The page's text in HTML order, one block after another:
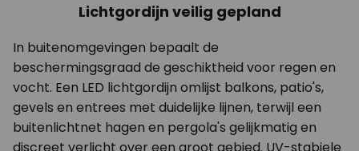
Lichtgordijn veilig gepland
In buitenomgevingen bepaalt de
beschermingsgraad de geschiktheid voor regen en
vocht. Een LED lichtgordijn omlijst balkons, patio's,
gevels en entrees met duidelijke lijnen, terwijl een
buitenlichtnet hagen en pergola's gelijkmatig en
discreet verlicht over een groot gebied. UV-stabiele